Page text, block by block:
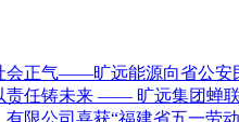
会正气——旷远能源向省公安
责任铸未来 —— 旷远集团蝉